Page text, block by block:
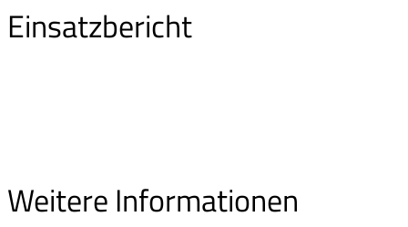
Einsatzbericht
Weitere Informationen